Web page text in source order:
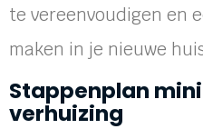
te vereenvoudigen en
maken in je nieuwe
Stappenplan
verhuizing